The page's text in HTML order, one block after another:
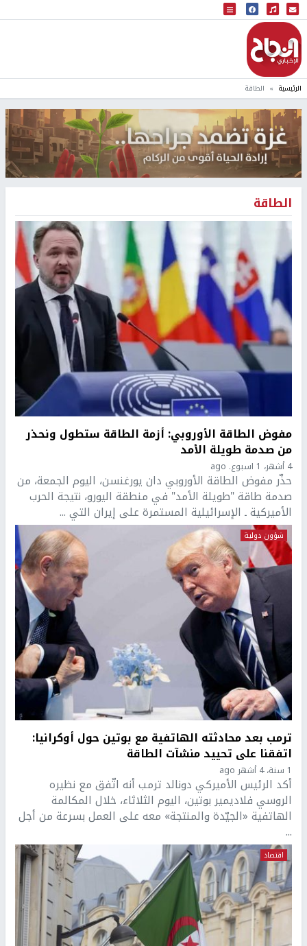
البث المباشر
إذاعة النجاح
الرئيسية الطاقة
الطاقة
مفوض الطاقة الأوروبي: أزمة الطاقة ستطول ونحذر
من صدمة طويلة الأمد
4 أشهر، 1 اسبوع. ago
حذّر مفوض الطاقة الأوروبي دان يورغنسن، اليوم الجمعة، من
صدمة طاقة "طويلة الأمد" في منطقة اليورو، نتيجة الحرب
الأميركية ـ الإسرائيلية المستمرة على إيران التي ...
شؤون دولية
ترمب بعد محادثته الهاتفية مع بوتين حول أوكرانيا:
اتفقنا على تحييد منشآت الطاقة
1 سنة، 4 أشهر ago
أكد الرئيس الأميركي دونالد ترمب أنه اتّفق مع نظيره
الروسي فلاديمير بوتين، اليوم الثلاثاء، خلال المكالمة
الهاتفية «الجيّدة والمنتجة» معه على العمل بسرعة من أجل
...
اقتصاد